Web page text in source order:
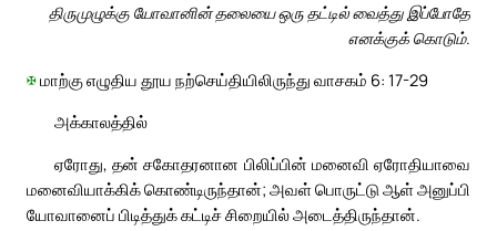
திருமுழுக்கு யோவானின் தலையை ஒரு தட்டில் வைத்து இப்போதே
எனக்குக் கொடும்.
✠மாற்கு எழுதிய தூய நற்செய்தியிலிருந்து வாசகம் 6: 17-29
அக்காலத்தில்
ஏரோது, தன் சகோதரனான பிலிப்பின் மனைவி ஏரோதியாவை
மனைவியாக்கிக் கொண்டிருந்தான்; அவள் பொருட்டு ஆள் அனுப்பி
யோவானைப் பிடித்துக் கட்டிச் சிறையில் அடைத்திருந்தான்.